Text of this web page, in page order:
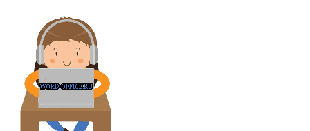
содержимому